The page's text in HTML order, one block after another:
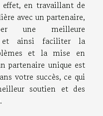
effet, en travaillant de
avec un partenaire,
une meilleure
et ainsi faciliter la
et la mise en
partenaire unique est
votre succès, ce qui
soutien et des